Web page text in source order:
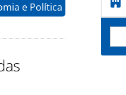
e Política